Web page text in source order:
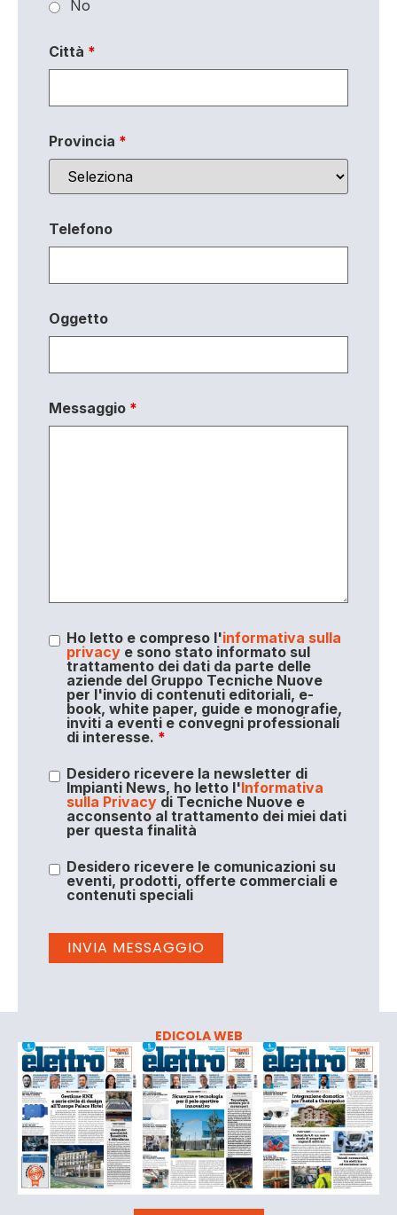
No
Città *
Provincia *
Telefono
Oggetto
Messaggio *
Ho letto e compreso l'informativa sulla
privacye sono stato informato sul
trattamento dei dati da parte delle
aziende del Gruppo Tecniche Nuove
per l'invio di contenuti editoriali, e-
book, white paper, guide e monografie,
inviti a eventi e convegni professionali
di interesse. *
Desidero ricevere la newsletter di
Impianti News, ho letto l'Informativa
sulla Privacydi Tecniche Nuove e
acconsento al trattamento dei miei dati
per questa finalità
Desidero ricevere le comunicazioni su
eventi, prodotti, offerte commerciali e
contenuti speciali
EDICOLA WEB